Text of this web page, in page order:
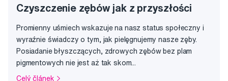
Czyszczenie zębów jak z przyszłości
Promienny uśmiech wskazuje na nasz status społeczny i
wyraźnie świadczy o tym, jak pielęgnujemy nasze zęby.
Posiadanie błyszczących, zdrowych zębów bez plam
pigmentowych nie jest aż tak skom...
Celý článek